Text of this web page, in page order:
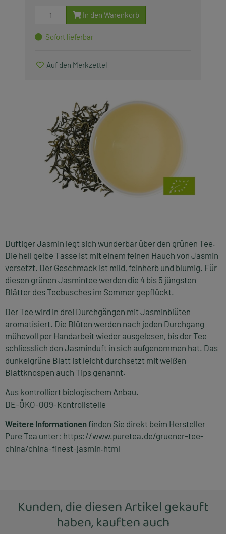
Duftiger Jasmin legt sich wunderbar über den grünen Tee.
Die hell gelbe Tasse ist mit einem feinen Hauch von Jasmin
versetzt. Der Geschmack ist mild, feinherb und blumig. Für
diesen grünen Jasmintee werden die 4 bis 5 jüngsten
Blätter des Teebusches im Sommer gepflückt.
Der Tee wird in drei Durchgängen mit Jasminblüten
aromatisiert. Die Blüten werden nach jeden Durchgang
mühevoll per Handarbeit wieder ausgelesen, bis der Tee
schliesslich den Jasminduft in sich aufgenommen hat. Das
dunkelgrüne Blatt ist leicht durchsetzt mit weißen
Blattknospen auch Tips genannt.
Aus kontrolliert biologischem Anbau.
DE-ÖKO-009-Kontrollstelle
Weitere Informationenfinden Sie direkt beim Hersteller
Pure Tea unter: https://www.puretea.de/gruener-tee-
china/china-finest-jasmin.html
In den Warenkorb
Sofort lieferbar
Auf den Merkzettel
Kunden, die diesen Artikel gekauft
haben, kauften auch
Saisonartikel
Produkte, die wir lieben
Zubehör